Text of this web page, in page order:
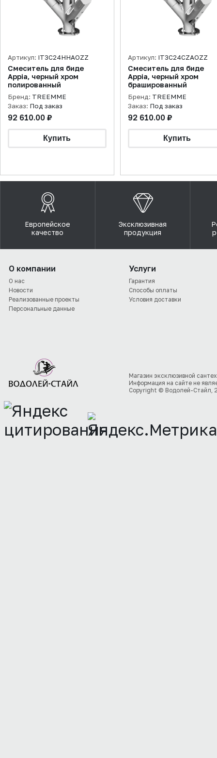
Артикул: IT3C24HHAOZZ
Смеситель для биде
Appia, черный хром
полированный
Бренд: TREEMME
Заказ: Под заказ
92 610.00 ₽
Артикул: IT3C24CZAOZZ
Смеситель для биде
Appia, черный хром
брашированный
Бренд: TREEMME
Заказ: Под заказ
92 610.00 ₽
Европейское
качество
Эксклюзивная
продукция
О компании
О нас
Новости
Реализованные проекты
Персональные данные
Услуги
Гарантия
Способы оплаты
Условия доставки
Магазин эксклюзивной
Информация на сайте не
Copyright © Водолей-Стайл,